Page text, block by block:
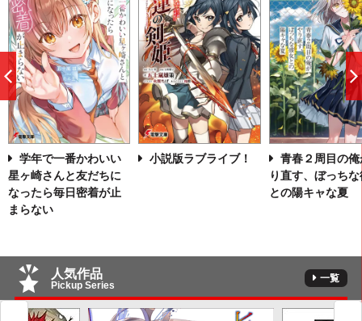
学年で一番かわいい
星ヶ崎さんと友だちに
なったら毎日密着が止
まらない
小説版ラブライブ！
青春２周目の俺
り直す、ぼっち
との陽キャな夏
前
へ
人気作品
Pickup Series
一覧